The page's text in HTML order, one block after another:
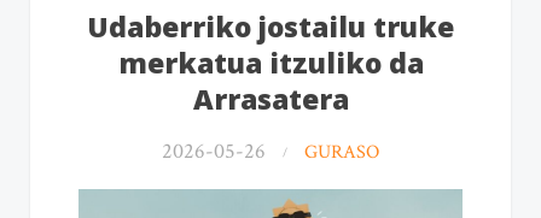
Udaberriko jostailu truke
merkatua itzuliko da
Arrasatera
2026-05-26 GURASO